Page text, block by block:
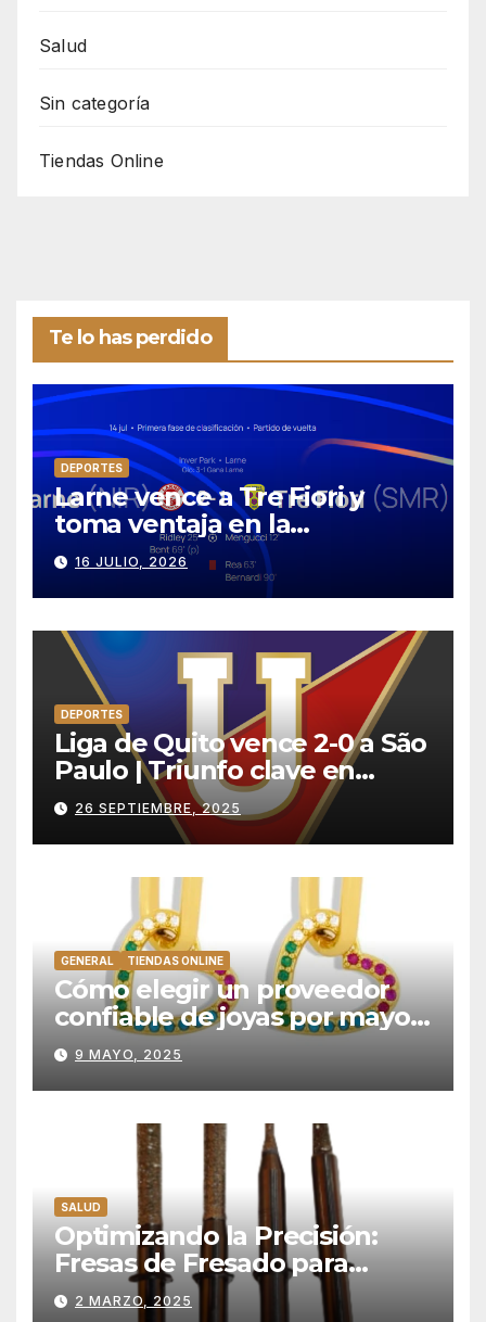
Salud
Sin categoría
Tiendas Online
Te lo has perdido
DEPORTES
Larne vence a Tre Fiori y
toma ventaja en la
Conference League
16 JULIO, 2026
DEPORTES
Liga de Quito vence 2-0 a São
Paulo | Triunfo clave en
condición de local
26 SEPTIEMBRE, 2025
GENERAL TIENDAS ONLINE
Cómo elegir un proveedor
confiable de joyas por mayor:
criterios esenciales
9 MAYO, 2025
SALUD
Optimizando la Precisión:
Fresas de Fresado para
Restauraciones de Disilicato
2 MARZO, 2025